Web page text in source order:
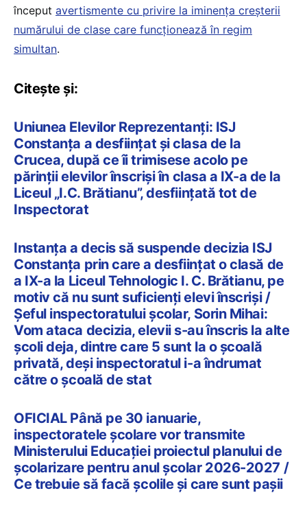
început avertismente cu privire la iminența creșterii
numărului de clase care funcționează în regim
simultan.
Citește și:
Uniunea Elevilor Reprezentanți: ISJ
Constanța a desființat și clasa de la
Crucea, după ce îi trimisese acolo pe
părinții elevilor înscriși în clasa a IX-a de la
Liceul „I.C. Brătianu”, desființată tot de
Inspectorat
Instanța a decis să suspende decizia ISJ
Constanța prin care a desființat o clasă de
a IX-a la Liceul Tehnologic I. C. Brătianu, pe
motiv că nu sunt suficienți elevi înscriși /
Șeful inspectoratului școlar, Sorin Mihai:
Vom ataca decizia, elevii s-au înscris la alte
școli deja, dintre care 5 sunt la o școală
privată, deși inspectoratul i-a îndrumat
către o școală de stat
OFICIAL Până pe 30 ianuarie,
inspectoratele școlare vor transmite
Ministerului Educației proiectul planului de
școlarizare pentru anul școlar 2026-2027 /
Ce trebuie să facă școlile și care sunt pașii